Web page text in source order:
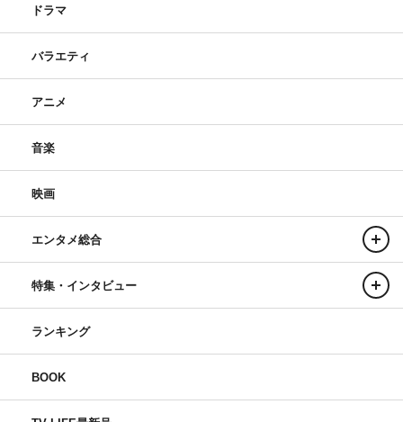
ドラマ
バラエティ
アニメ
音楽
映画
エンタメ総合
特集・インタビュー
ランキング
BOOK